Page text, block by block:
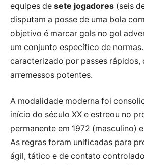
equipes de sete jogadores (seis
disputam a posse de uma bola
objetivo é marcar gols no gol
um conjunto específico de
caracterizado por passes rápidos,
arremessos potentes.
A modalidade moderna foi
início do século XX e estreou no
permanente em 1972 (masculino)
As regras foram unificadas para
ágil, tático e de contato